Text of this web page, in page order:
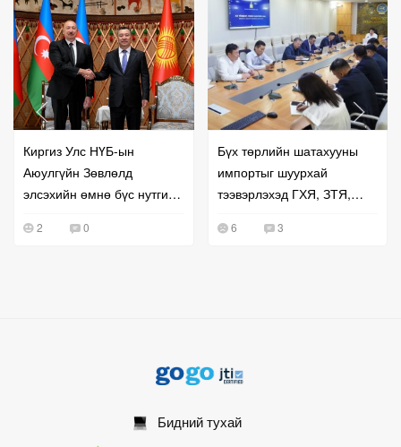
Киргиз Улс НҮБ-ын
Аюулгүйн Зөвлөлд
элсэхийн өмнө бүс нутгийн
эрчимжүүллээ
2 0
Бүх төрлийн шатахууны
импортыг шуурхай
тээвэрлэхэд ГХЯ, ЗТЯ,
6 3
Бидний тухай